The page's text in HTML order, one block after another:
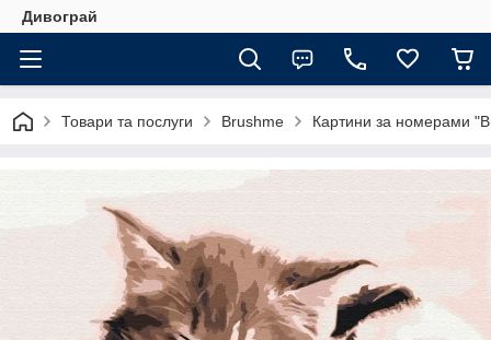
Дивограй
Товари та послуги Brushme Картини за номерами